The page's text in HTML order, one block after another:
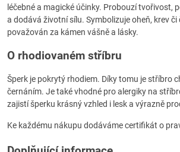
léčebné a magické účinky. Probouzí tvořivost,
a dodává životní sílu. Symbolizuje oheň, krev či
považován za kámen vášně a lásky.
O rhodiovaném stříbru
Šperk je pokrytý rhodiem. Díky tomu je stříbro
černáním. Je také vhodné pro alergiky na
zajistí šperku krásný vzhled i lesk a výrazně
Ke každému nákupu dodáváme certifikát o